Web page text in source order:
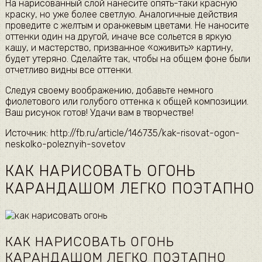
На нарисованный слой нанесите опять-таки красную
краску, но уже более светлую. Аналогичные действия
проведите с желтым и оранжевым цветами. Не наносите
оттенки один на другой, иначе все сольется в яркую
кашу, и мастерство, призванное «оживить» картину,
будет утеряно. Сделайте так, чтобы на общем фоне были
отчетливо видны все оттенки.
Следуя своему воображению, добавьте немного
фиолетового или голубого оттенка к общей композиции.
Ваш рисунок готов! Удачи вам в творчестве!
Источник: http://fb.ru/article/146735/kak-risovat-ogon-
neskolko-poleznyih-sovetov
КАК НАРИСОВАТЬ ОГОНЬ
КАРАНДАШОМ ЛЕГКО ПОЭТАПНО
КАК НАРИСОВАТЬ ОГОНЬ
КАРАНДАШОМ ЛЕГКО ПОЭТАПНО